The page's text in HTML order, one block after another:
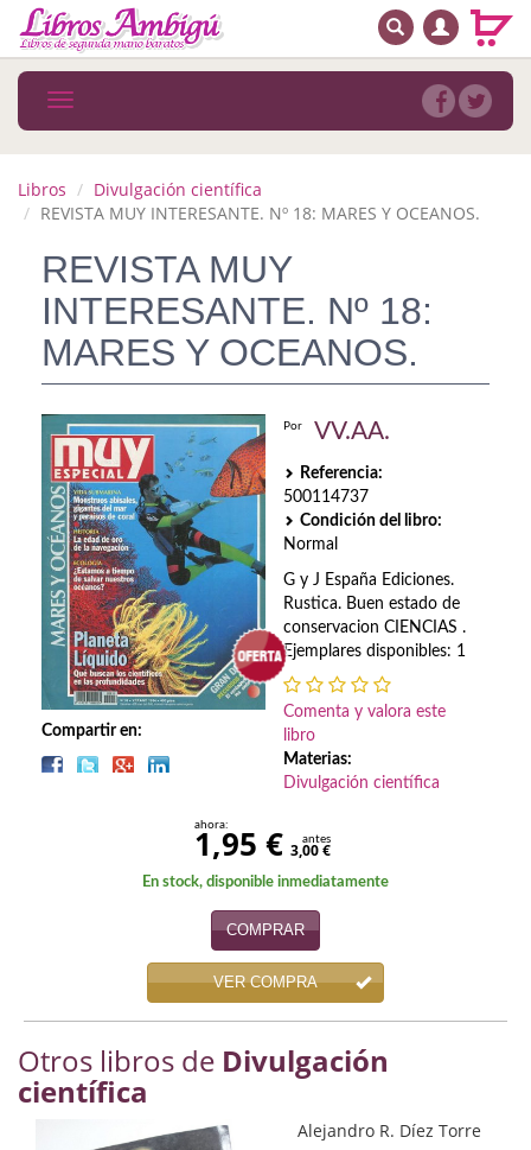
MENÚ PRINCIPAL
Novedades
Arte
Autoayuda. Conocimiento personal
Autoayuda. Crecimiento personal
Biografía
Biografías
Ciencia ficción
Cine
Cocina
Cómic
Divulgación científica
Economía
BUSCAR
Toggle
navigation
Libros
Divulgación científica
REVISTA MUY INTERESANTE. Nº 18: MARES Y OCEANOS.
REVISTA MUY
INTERESANTE. Nº 18:
MARES Y OCEANOS.
Compartir en:
Por VV.AA.
Referencia:
500114737
Condición del libro:
Normal
G y J España Ediciones.
Rustica. Buen estado de
conservacion CIENCIAS .
Ejemplares disponibles: 1
Comenta y valora este
libro
Materias:
Divulgación científica
ahora:
1,95 € antes
3,00 €
En stock, disponible inmediatamente
COMPRAR
VER COMPRA
Otros libros de Divulgación
científica
Alejandro R. Díez Torre